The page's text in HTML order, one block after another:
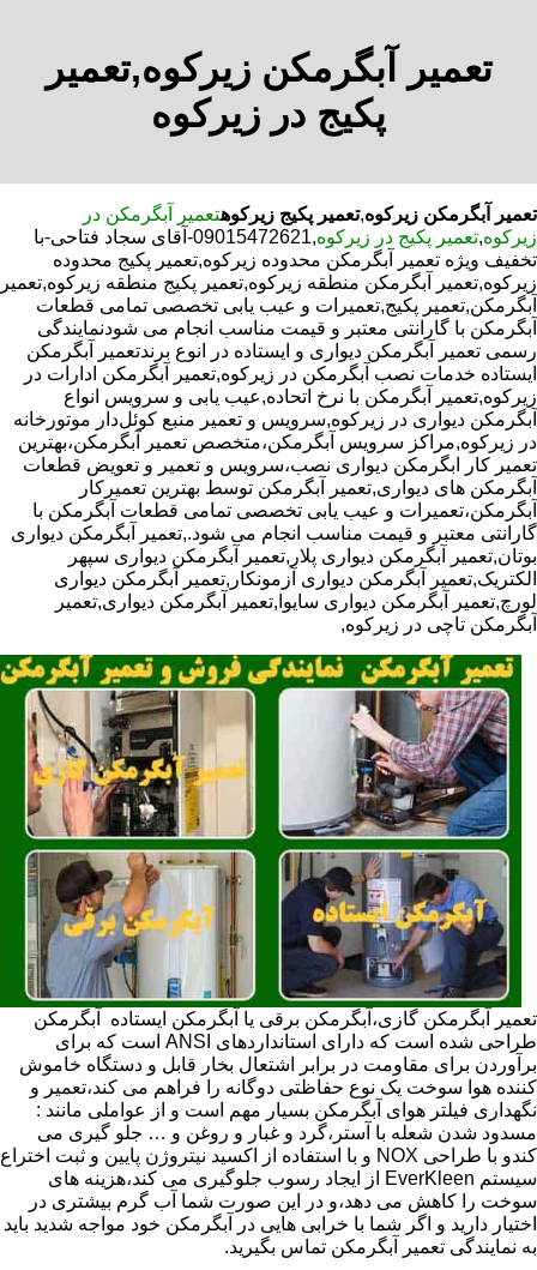
تعمیر آبگرمکن زیرکوه,تعمیر
پکیج در زیرکوه
تعمیر آبگرمکن زیرکوه,تعمیر پکیج زیرکوهتعمیر آبگرمکن در
زیرکوه,تعمیر پکیج در زیرکوه
,09015472621-آقای سجاد فتاحی-با
تخفیف ویژه تعمیر آبگرمکن محدوده زیرکوه,تعمیر پکیج محدوده
زیرکوه,تعمیر آبگرمکن منطقه زیرکوه,تعمیر پکیج منطقه زیرکوه,تعمیر
آبگرمکن,تعمیر پکیج,تعمیرات و عیب یابی تخصصی تمامی قطعات
آبگرمکن با گارانتی معتبر و قیمت مناسب انجام می شودنمایندگی
رسمی تعمیر آبگرمکن دیواری و ایستاده در انوع برندتعمیر آبگرمکن
ایستاده خدمات نصب آبگرمکن در زیرکوه,تعمیر آبگرمکن ادارات در
زیرکوه,تعمیر آبگرمکن با نرخ اتحاده,عیب یابی و سرویس انواع
آبگرمکن دیواری در زیرکوه,سرویس و تعمیر منبع کوئل‌دار موتورخانه
در زیرکوه,مراکز سرویس آبگرمکن،متخصص تعمیر آبگرمکن،بهترین
تعمیر کار ابگرمکن دیواری نصب،سرویس و تعمیر و تعویض قطعات
آبگرمکن های دیواری,تعمیر آبگرمکن توسط بهترین تعمیرکار
آبگرمکن،تعمیرات و عیب یابی تخصصی تمامی قطعات آبگرمکن با
گارانتی معتبر و قیمت مناسب انجام می شود.,تعمیر آبگرمکن دیواری
بوتان,تعمیر آبگرمکن دیواری پلار,تعمیر آبگرمکن دیواری سپهر
الکتریک,تعمیر آبگرمکن دیواری آزمونکار,تعمیر آبگرمکن دیواری
لورچ,تعمیر آبگرمکن دیواری سایوا,تعمیر آبگرمکن دیواری,تعمیر
آبگرمکن تاچی در زیرکوه,
تعمیر آبگرمکن گازی،آبگرمکن برقی یا آبگرمکن ایستاده ​ آبگرمکن
طراحی شده است که دارای استانداردهای ANSI است که برای
برآوردن برای مقاومت در برابر اشتعال بخار قابل و دستگاه خاموش
کننده هوا سوخت یک نوع حفاظتی دوگانه را فراهم می کند،تعمیر و
نگهداری فیلتر هوای آبگرمکن بسیار مهم است و از عواملی مانند :
مسدود شدن شعله با آستر،گرد و غبار و روغن و … جلو گیری می
کندو با طراحی NOX و با استفاده از اکسید نیتروژن پایین و ثبت اختراع
سیستم EverKleen از ایجاد رسوب جلوگیری می کند،هزینه های
سوخت را کاهش می دهد،و در این صورت شما آب گرم بیشتری در
اختیار دارید و اگر شما با خرابی هایی در آبگرمکن خود مواجه شدید باید
به نمایندگی تعمیر آبگرمکن تماس بگیرید.